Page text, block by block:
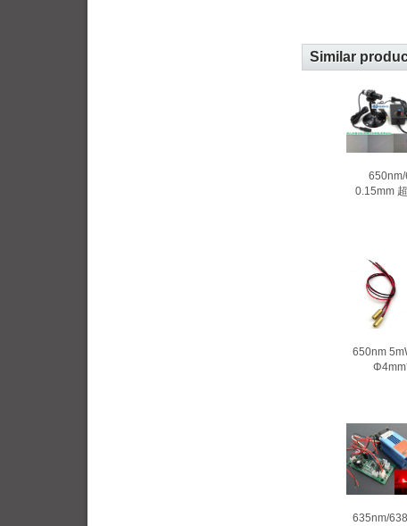
Similar
0.15mm
650nm
635nm/